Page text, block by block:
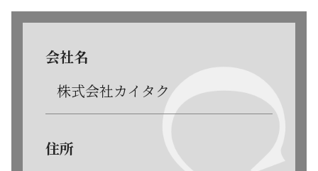
会社名
株式会社カイタク
住所